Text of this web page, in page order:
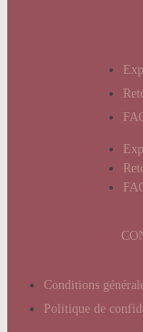
Conditions
Politique de